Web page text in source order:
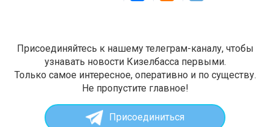
Присоединяйтесь к нашему телеграм-каналу, чтобы
узнавать новости Кизелбасса первыми.
Только самое интересное, оперативно и по существу.
Не пропустите главное!
Присоединиться